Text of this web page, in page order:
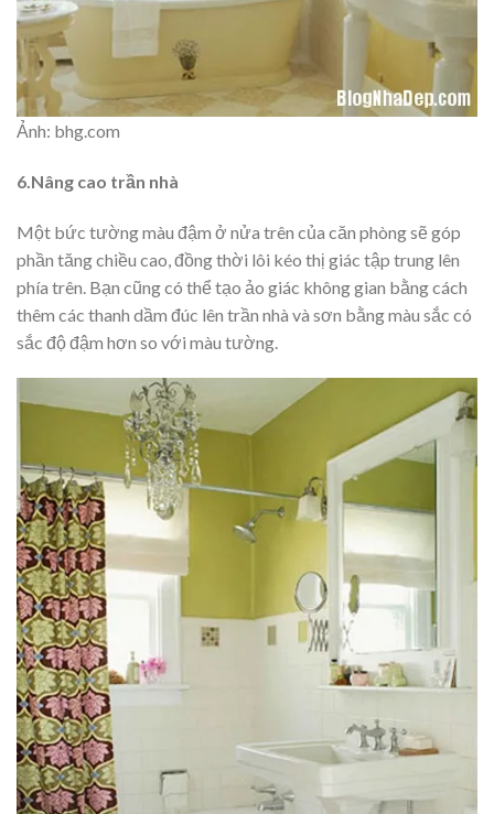
Ảnh: bhg.com
6.Nâng cao trần nhà
Một bức tường màu đậm ở nửa trên của căn phòng sẽ góp
phần tăng chiều cao, đồng thời lôi kéo thị giác tập trung lên
phía trên. Bạn cũng có thể tạo ảo giác không gian bằng cách
thêm các thanh dầm đúc lên trần nhà và sơn bằng màu sắc có
sắc độ đậm hơn so với màu tường.